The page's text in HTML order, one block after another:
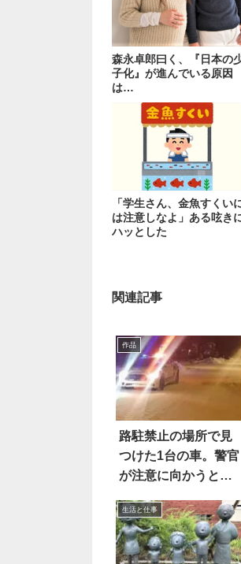
森永卓郎曰く、『日本の
子化』が進んでいる原因
は…
「学生さん、金魚すくい
は注意しなよ」ある呟き
ハッとした
関連記事
作品
路駐禁止の場所で見
つけた1台の車。警官
が注意に向かうと…
生活と仕事